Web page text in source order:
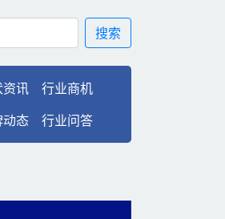
能源领域再
搜索
资讯
行业商机
动态
行业问答